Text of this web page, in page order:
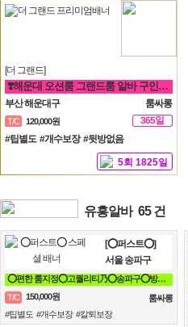
[더 그랜드]
❣️해운대 오션룸 그랜드룸 알바 구인❣️면접비❣️만근비❣️소개비❣️마이킹❣️차비 지원❣️
부산 해운대구 룸싸롱
T/C 120,000원
365일
#팁별도 #개수보장 #뒷방없음
5회 1825일
유흥알바 65 건
[⭕퍼스트⭕]
서울 송파구
⭕편한 룸지정⭕고퀄리티乃⭕송파구⭕방이동⭕잠실⭕석촌동⭕강남구⭕서초구⭕논현동
T/C
150,000원
룸싸롱
#팁별도 #개수보장 #칼퇴보장